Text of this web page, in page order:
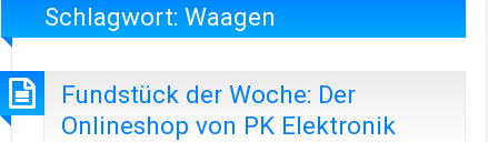
Schlagwort:Waagen
Fundstück der Woche: Der
Onlineshop von PK Elektronik